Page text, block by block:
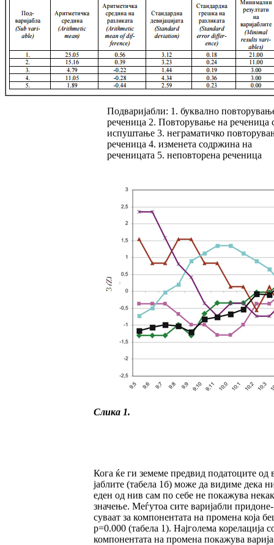
Подваријабли: 1. буквално
ре­че­ница 2. Повторување на реченица
испуш­та­ње 3. неграматичко
речени­ца 4. изменета содржина на
реченицата 5. не­пов­то­рена реченица
Слика 1.
Кога ќе ги земеме предвид податоците од
јаб­лите (табела 1б) може да видиме дека
еден од нив сам по себе не покажува
значење. Меѓутоа сите варијабли придо­не­
суваат за компонентата на промена која
p=0.000 (табела 1). Најголема корелација
ком­понентата на промена покажува